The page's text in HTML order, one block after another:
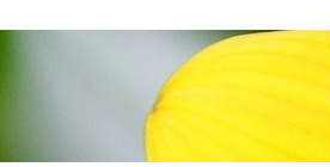
Pravila Zaštite Osobnih Podataka